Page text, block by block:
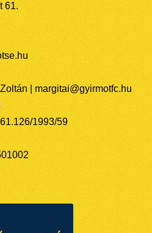
61.
| margitai@gyirmotfc.hu
1993/59